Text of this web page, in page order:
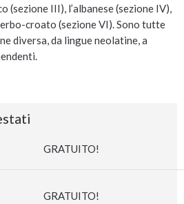
(sezione III), l’albanese (sezione IV),
croato (sezione VI).Sono tutte
diversa, da lingue neolatine, a
GRATUITO!
GRATUITO!